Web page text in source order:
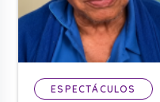
ESPECTÁCULOS